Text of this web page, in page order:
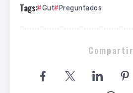
Tags: Gut Preguntados
Compartir